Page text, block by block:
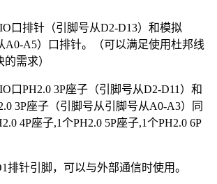
口排针（引脚号从D2-D13）和模拟
A0-A5）口排针。（可以满足使用杜邦线
需求）
口PH2.0 3P座子（引脚号从D2-D11）和
3P座子（引脚号从引脚号从A0-A3）同
4P座子,1个PH2.0 5P座子,1个PH2.0 6P
排针引脚，可以与外部通信时使用。